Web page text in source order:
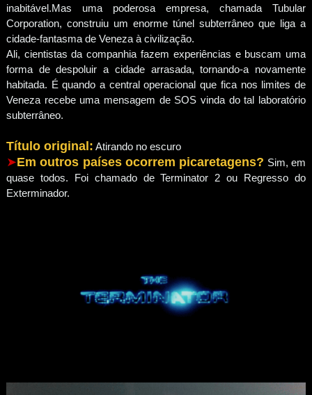
inabitável.Mas uma poderosa empresa, chamada Tubular
Corporation, construiu um enorme túnel subterrâneo que liga a
cidade-fantasma de Veneza à civilização.
Ali, cientistas da companhia fazem experiências e buscam uma
forma de despoluir a cidade arrasada, tornando-a novamente
habitada. É quando a central operacional que fica nos limites de
Veneza recebe uma mensagem de SOS vinda do tal laboratório
subterrâneo.
Título original: Atirando no escuro
➤Em outros países ocorrem picaretagens? Sim, em
quase todos. Foi chamado de Terminator 2 ou Regresso do
Exterminador.